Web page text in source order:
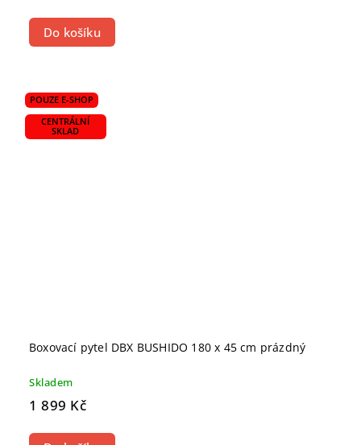
Do košíku
POUZE E-SHOP
CENTRÁLNÍ
SKLAD
Boxovací pytel DBX BUSHIDO 180 x 45 cm prázdný
Skladem
1 899 Kč